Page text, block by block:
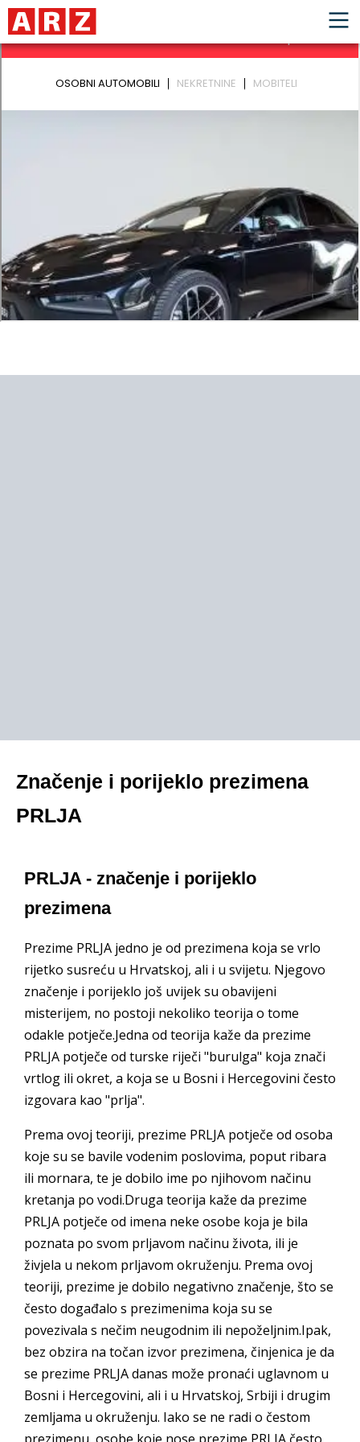
Značenje i porijeklo prezimena
PRLJA
PRLJA - značenje i porijeklo
prezimena
Prezime PRLJA jedno je od prezimena koja se vrlo
rijetko susreću u Hrvatskoj, ali i u svijetu. Njegovo
značenje i porijeklo još uvijek su obavijeni
misterijem, no postoji nekoliko teorija o tome
odakle potječe.Jedna od teorija kaže da prezime
PRLJA potječe od turske riječi "burulga" koja znači
vrtlog ili okret, a koja se u Bosni i Hercegovini često
izgovara kao "prlja".
Prema ovoj teoriji, prezime PRLJA potječe od osoba
koje su se bavile vodenim poslovima, poput ribara
ili mornara, te je dobilo ime po njihovom načinu
kretanja po vodi.Druga teorija kaže da prezime
PRLJA potječe od imena neke osobe koja je bila
poznata po svom prljavom načinu života, ili je
živjela u nekom prljavom okruženju. Prema ovoj
teoriji, prezime je dobilo negativno značenje, što se
često događalo s prezimenima koja su se
povezivala s nečim neugodnim ili nepoželjnim.Ipak,
bez obzira na točan izvor prezimena, činjenica je da
se prezime PRLJA danas može pronaći uglavnom u
Bosni i Hercegovini, ali i u Hrvatskoj, Srbiji i drugim
zemljama u okruženju. Iako se ne radi o čestom